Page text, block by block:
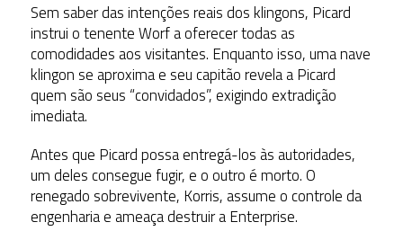
Sem saber das intenções reais dos klingons, Picard
instrui o tenente Worf a oferecer todas as
comodidades aos visitantes. Enquanto isso, uma nave
klingon se aproxima e seu capitão revela a Picard
quem são seus “convidados”, exigindo extradição
imediata.
Antes que Picard possa entregá-los às autoridades,
um deles consegue fugir, e o outro é morto. O
renegado sobrevivente, Korris, assume o controle da
engenharia e ameaça destruir a Enterprise.